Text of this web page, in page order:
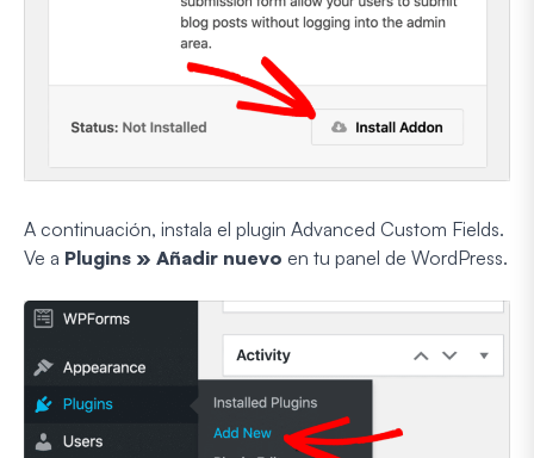
A continuación, instala el plugin Advanced Custom Fields.
Ve a Plugins » Añadir nuevo en tu panel de WordPress.